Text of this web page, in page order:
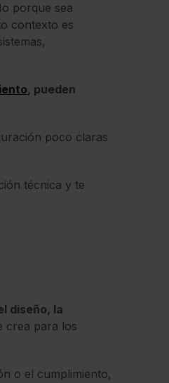
porque sea
contexto es
, pueden
poco claras
técnica y te
diseño, la
crea para los
o el cumplimiento,